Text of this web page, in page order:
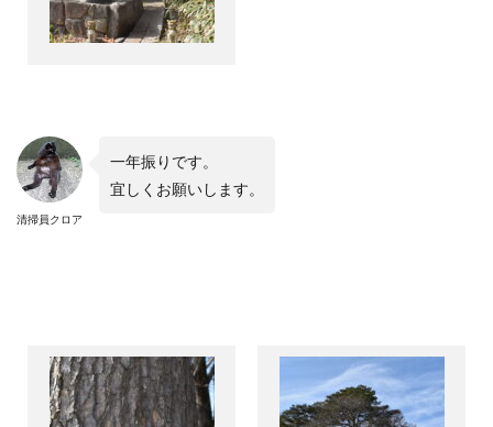
清掃員クロア
一年振りです。
宜しくお願いします。